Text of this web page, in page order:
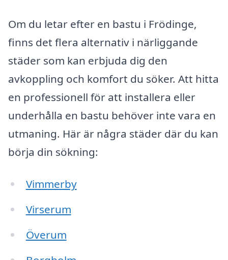
Om du letar efter en bastu i Frödinge,
finns det flera alternativ i närliggande
städer som kan erbjuda dig den
avkoppling och komfort du söker. Att hitta
en professionell för att installera eller
underhålla en bastu behöver inte vara en
utmaning. Här är några städer där du kan
börja din sökning:
Vimmerby
Virserum
Överum